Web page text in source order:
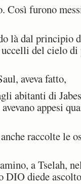
Così furono
là dal principio
del cielo di
aveva fatto,
abitanti di
appesi
raccolte le
a Tselah,
DIO diede